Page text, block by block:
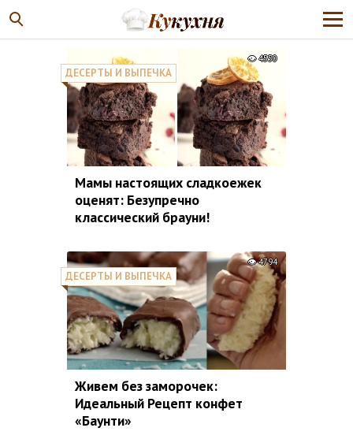
ДЕСЕРТЫ И ВЫПЕЧКА
4550
Мамы настоящих сладкоежек
оценят: Безупречно
классический брауни!
ДЕСЕРТЫ И ВЫПЕЧКА
4794
Живем без заморочек:
Идеальный Рецепт конфет
«Баунти»